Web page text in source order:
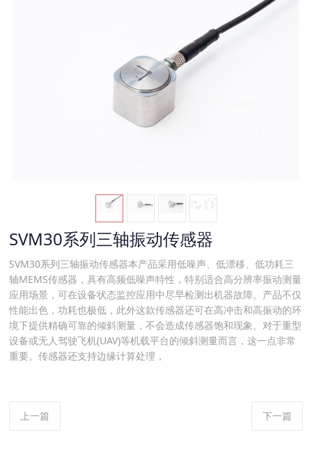
SVM30系列三轴振动传感器
SVM30系列三轴振动传感器本产品采用低噪声、低漂移、低功耗三
轴MEMS传感器，具有高频低噪声特性，特别适合高分辨率振动测量
应用场景，可在设备状态监控应用中尽早检测出机器故障。产品不仅
性能出色，功耗也极低，此外这款传感器还可在高冲击和高振动的环
境下提供精确可靠的倾斜测量，不会造成传感器饱和现象。对于重型
设备或无人驾驶飞机(UAV)等机载平台的倾斜测量而言，这一点非常
重要。传感器还支持边缘计算处理，
上一篇 下一篇